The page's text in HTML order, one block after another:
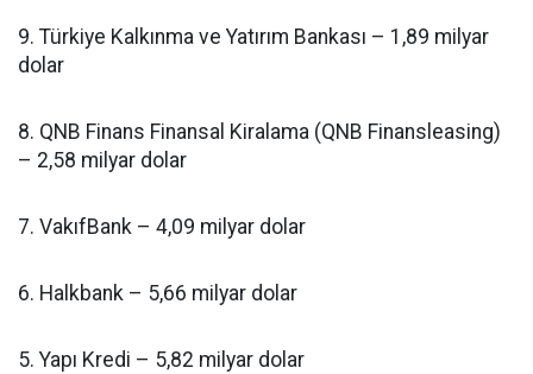
9. Türkiye Kalkınma ve Yatırım Bankası – 1,89 milyar
dolar
8. QNB Finans Finansal Kiralama (QNB Finansleasing)
– 2,58 milyar dolar
7. VakıfBank – 4,09 milyar dolar
6. Halkbank – 5,66 milyar dolar
5. Yapı Kredi – 5,82 milyar dolar